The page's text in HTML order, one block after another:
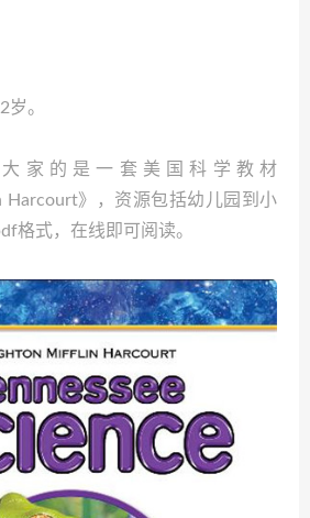
岁。
家的是一套美国科学教材
Harcourt》，资源包括幼儿园到小
格式，在线即可阅读。